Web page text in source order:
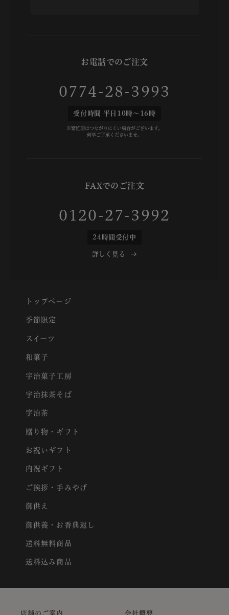
お電話でのご注文
0774-28-3993
受付時間 平日10時～16時
※繁忙期はつながりにくい場合がございます。
何卒ご了承くださいませ。
FAXでのご注文
0120-27-3992
24時間受付中
詳しく見る
トップページ
季節限定
スイーツ
和菓子
宇治菓子工房
宇治抹茶そば
宇治茶
贈り物・ギフト
お祝いギフト
内祝ギフト
ご挨拶・手みやげ
御供え
御供養・お香典返し
送料無料商品
送料込み商品
店舗のご案内 会社概要